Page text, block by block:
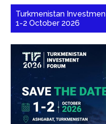
Turkmenistan
1-2 October 2026